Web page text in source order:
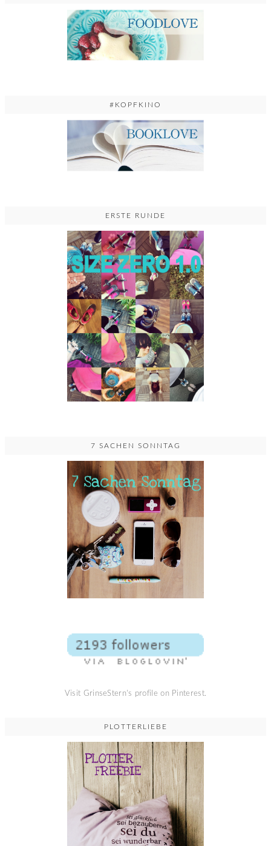
#KOPFKINO
ERSTE RUNDE
7 SACHEN SONNTAG
Visit GrinseStern's profile on Pinterest.
PLOTTERLIEBE